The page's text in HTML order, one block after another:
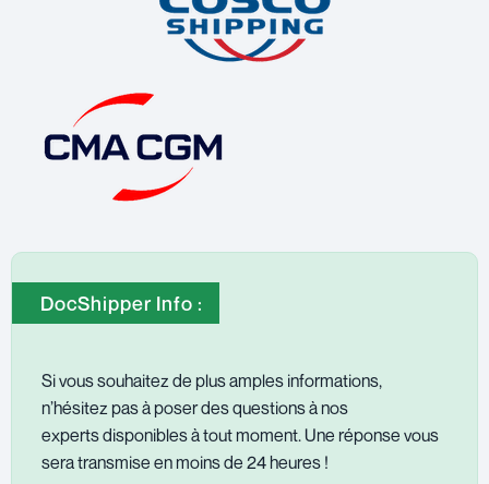
DocShipper Info :
Si vous souhaitez de plus amples informations,
n’hésitez pas à poser des questions à nos
experts disponibles à tout moment. Une réponse vous
sera transmise en moins de 24 heures !